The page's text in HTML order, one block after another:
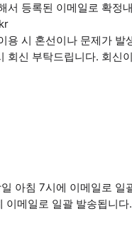
등록된 이메일로 확정
시 혼선이나 문제가 발
신 부탁드립니다. 회신
아침 7시에 이메일로 일
이메일로 일괄 발송됩니다.